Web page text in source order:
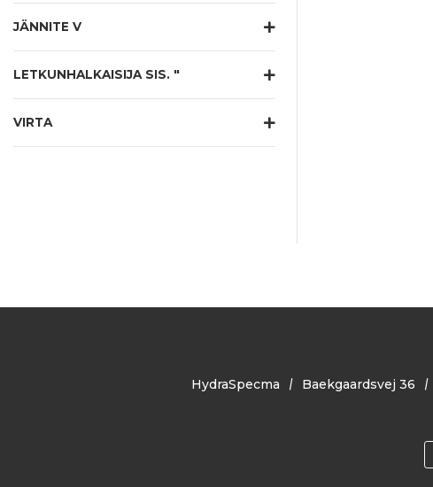
JÄNNITE V
LETKUNHALKAISIJA SIS. "
VIRTA
HydraSpecma
Baekgaardsvej 36